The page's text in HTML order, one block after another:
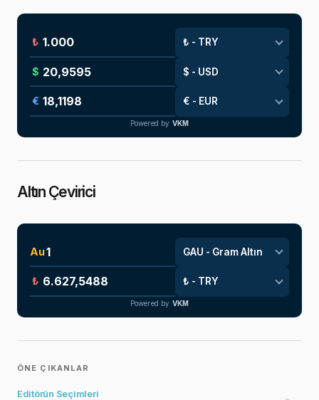
₺
$
€
Powered by VKM
Altın Çevirici
Au
₺
Powered by VKM
ÖNE ÇIKANLAR
Editörün Seçimleri